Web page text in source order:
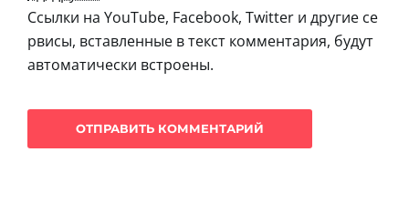
Ссылки на YouTube, Facebook, Twitter и другие се
рвисы, вставленные в текст комментария, будут
автоматически встроены.